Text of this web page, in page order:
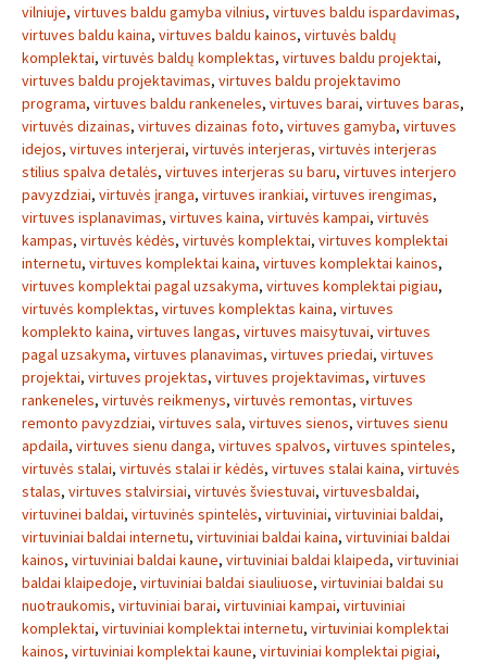
vilniuje, virtuves baldu gamyba vilnius, virtuves baldu ispardavimas,
virtuves baldu kaina, virtuves baldu kainos, virtuvės baldų
komplektai, virtuvės baldų komplektas, virtuves baldu projektai,
virtuves baldu projektavimas, virtuves baldu projektavimo
programa, virtuves baldu rankeneles, virtuves barai, virtuves baras,
virtuvės dizainas, virtuves dizainas foto, virtuves gamyba, virtuves
idejos, virtuves interjerai, virtuvės interjeras, virtuvės interjeras
stilius spalva detalės, virtuves interjeras su baru, virtuves interjero
pavyzdziai, virtuvės įranga, virtuves irankiai, virtuves irengimas,
virtuves isplanavimas, virtuves kaina, virtuvės kampai, virtuvės
kampas, virtuvės kėdės, virtuvės komplektai, virtuves komplektai
internetu, virtuves komplektai kaina, virtuves komplektai kainos,
virtuves komplektai pagal uzsakyma, virtuves komplektai pigiau,
virtuvės komplektas, virtuves komplektas kaina, virtuves
komplekto kaina, virtuves langas, virtuves maisytuvai, virtuves
pagal uzsakyma, virtuves planavimas, virtuves priedai, virtuves
projektai, virtuves projektas, virtuves projektavimas, virtuves
rankeneles, virtuvės reikmenys, virtuvės remontas, virtuves
remonto pavyzdziai, virtuves sala, virtuves sienos, virtuves sienu
apdaila, virtuves sienu danga, virtuves spalvos, virtuves spinteles,
virtuvės stalai, virtuvės stalai ir kėdės, virtuves stalai kaina, virtuvės
stalas, virtuves stalvirsiai, virtuvės šviestuvai, virtuvesbaldai,
virtuvinei baldai, virtuvinės spintelės, virtuviniai, virtuviniai baldai,
virtuviniai baldai internetu, virtuviniai baldai kaina, virtuviniai baldai
kainos, virtuviniai baldai kaune, virtuviniai baldai klaipeda, virtuviniai
baldai klaipedoje, virtuviniai baldai siauliuose, virtuviniai baldai su
nuotraukomis, virtuviniai barai, virtuviniai kampai, virtuviniai
komplektai, virtuviniai komplektai internetu, virtuviniai komplektai
kainos, virtuviniai komplektai kaune, virtuviniai komplektai pigiai,